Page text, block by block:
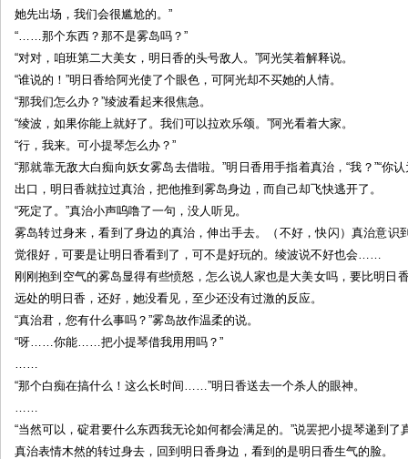
她先出场，我们会很尴尬的。”
“……那个东西？那不是雾岛吗？”
“对对，咱班第二大美女，明日香的头号敌人。”阿光笑着解释说。
“谁说的！”明日香给阿光使了个眼色，可阿光却不买她的人情。
“那我们怎么办？”绫波看起来很焦急。
“绫波，如果你能上就好了。我们可以拉欢乐颂。”阿光看着大家。
“行，我来。可小提琴怎么办？”
“那就靠无敌大白痴向妖女雾岛去借啦。”明日香用手指着真治，“我？”“你
出口，明日香就拉过真治，把他推到雾岛身边，而自己却飞快逃开了。
“死定了。”真治小声呜噜了一句，没人听见。
雾岛转过身来，看到了身边的真治，伸出手去。（不好，快闪）真治意识
觉很好，可要是让明日香看到了，可不是好玩的。绫波说不好也会……
刚刚抱到空气的雾岛显得有些愤怒，怎么说人家也是大美女吗，要比明日
远处的明日香，还好，她没看见，至少还没有过激的反应。
“真治君，您有什么事吗？”雾岛故作温柔的说。
“呀……你能……把小提琴借我用用吗？”
……
“那个白痴在搞什么！这么长时间……”明日香送去一个杀人的眼神。
……
“当然可以，碇君要什么东西我无论如何都会满足的。”说罢把小提琴递到了
真治表情木然的转过身去，回到明日香身边，看到的是明日香生气的脸。